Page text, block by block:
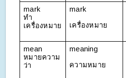
mark
ทำ
เครื่องหมาย
mark
เครื่องหมาย
mean
หมายความ
ว่า
meaning
ความหมาย